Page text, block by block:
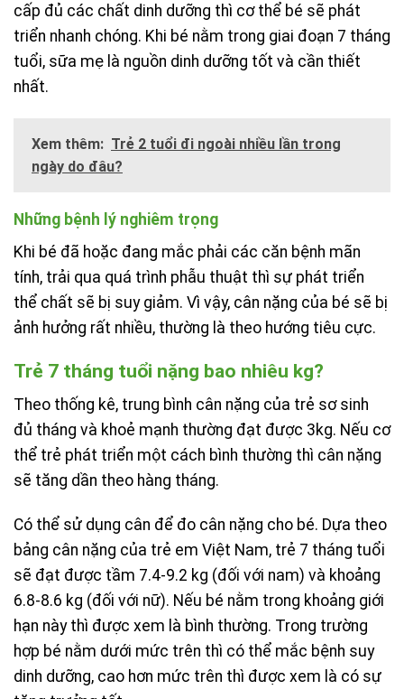
cấp đủ các chất dinh dưỡng thì cơ thể bé sẽ phát
triển nhanh chóng. Khi bé nằm trong giai đoạn 7 tháng
tuổi, sữa mẹ là nguồn dinh dưỡng tốt và cần thiết
nhất.
Xem thêm: Trẻ 2 tuổi đi ngoài nhiều lần trong
ngày do đâu?
Những bệnh lý nghiêm trọng
Khi bé đã hoặc đang mắc phải các căn bệnh mãn
tính, trải qua quá trình phẫu thuật thì sự phát triển
thể chất sẽ bị suy giảm. Vì vậy, cân nặng của bé sẽ bị
ảnh hưởng rất nhiều, thường là theo hướng tiêu cực.
Trẻ 7 tháng tuổi nặng bao nhiêu kg?
Theo thống kê, trung bình cân nặng của trẻ sơ sinh
đủ tháng và khoẻ mạnh thường đạt được 3kg. Nếu cơ
thể trẻ phát triển một cách bình thường thì cân nặng
sẽ tăng dần theo hàng tháng.
Có thể sử dụng cân để đo cân nặng cho bé. Dựa theo
bảng cân nặng của trẻ em Việt Nam, trẻ 7 tháng tuổi
sẽ đạt được tầm 7.4-9.2 kg (đối với nam) và khoảng
6.8-8.6 kg (đối với nữ). Nếu bé nằm trong khoảng giới
hạn này thì được xem là bình thường. Trong trường
hợp bé nằm dưới mức trên thì có thể mắc bệnh suy
dinh dưỡng, cao hơn mức trên thì được xem là có sự